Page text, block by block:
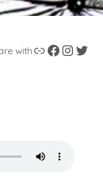
withEnllaç Facebook Instagram Twitter